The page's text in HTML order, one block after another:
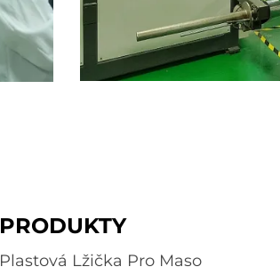
PRODUKTY
Plastová Lžička Pro Maso